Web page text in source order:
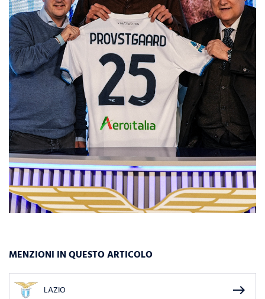
MENZIONI IN QUESTO ARTICOLO
LAZIO east